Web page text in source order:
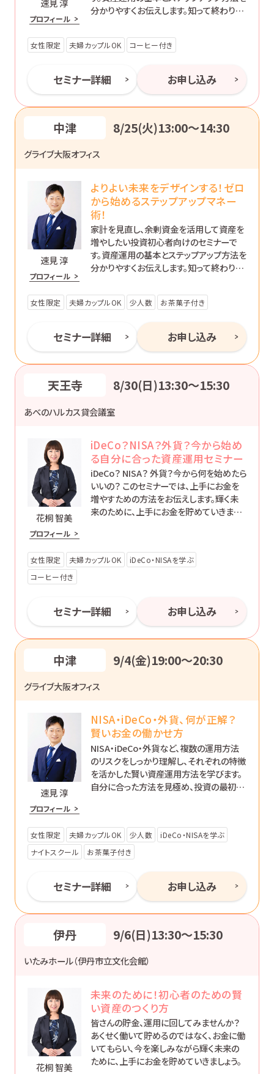
プロフィール
分かりやすくお伝えします。知って終わりで
座です。
女性限定 夫婦カップルOK コーヒー付き
セミナー詳細 お申し込み
中津 8/25(火)13:00〜14:30
グライブ大阪オフィス
速見 淳
プロフィール
よりよい未来をデザインする！ゼロ
から始めるステップアップマネー
術！
家計を見直し、余剰資金を活用して資産を
増やしたい投資初心者向けのセミナーで
す。資産運用の基本とステップアップ方法を
分かりやすくお伝えします。知って終わりで
座です。
女性限定 夫婦カップルOK 少人数 お茶菓子付き
セミナー詳細 お申し込み
天王寺 8/30(日)13:30〜15:30
あべのハルカス貸会議室
花桐 智美
プロフィール
iDeCo？NISA？外貨？今から始め
る自分に合った資産運用セミナー
iDeCo？ NISA？ 外貨？今から何を始めたら
いいの？ このセミナーでは、上手にお金を
増やすための方法をお伝えします。輝く未
来のために、上手にお金を貯めていきまし
女性限定 夫婦カップルOK
iDeCo・NISAを学ぶ
コーヒー付き
セミナー詳細 お申し込み
中津 9/4(金)19:00〜20:30
グライブ大阪オフィス
速見 淳
プロフィール
NISA・iDeCo・外貨、何が正解？
賢いお金の働かせ方
NISA・iDeCo・外貨など、複数の運用方法
のリスクをしっかり理解し、それぞれの特徴
を活かした賢い資産運用方法を学びます。
自分に合った方法を見極め、投資の最初の
女性限定 夫婦カップルOK 少人数
iDeCo・NISAを学ぶ
ナイトスクール
お茶菓子付き
セミナー詳細 お申し込み
伊丹 9/6(日)13:30〜15:30
いたみホール（伊丹市立文化会館）
花桐 智美
未来のために！初心者のための賢
い資産のつくり方
皆さんの貯金、運用に回してみませんか？
あくせく働いて貯めるのではなく、お金に働
いてもらい、今を楽しみながら輝く未来の
ために、上手にお金を貯めていきましょう。